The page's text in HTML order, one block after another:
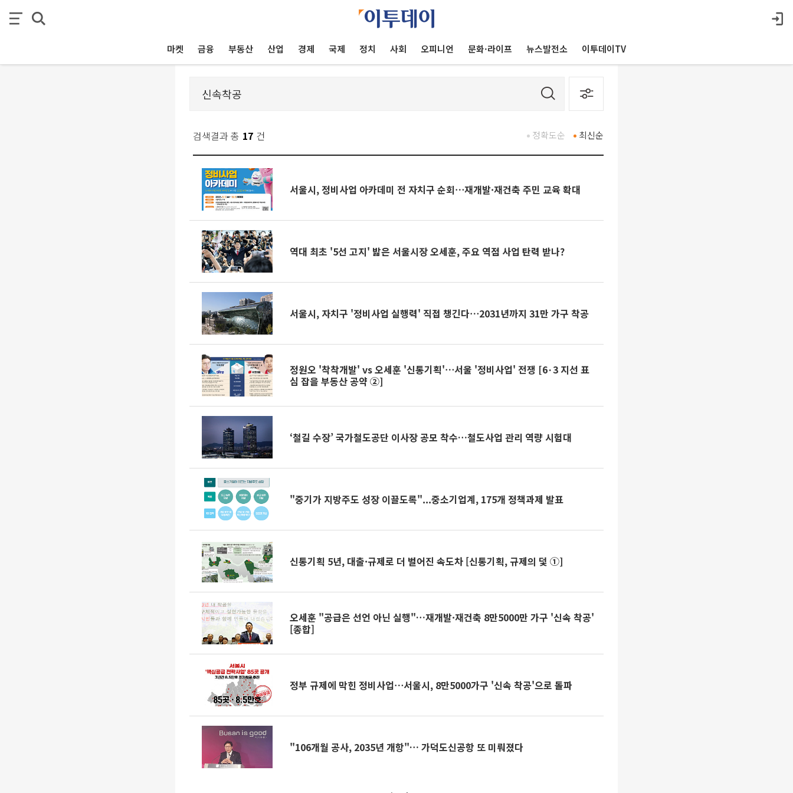
마켓 금융 부동산 산업 경제 국제 정치 사회 오피니언 문화·라이프 뉴스발전소 이투데이TV
검색결과 총 17 건 최신순
정확도순
서울시, 정비사업 아카데미 전 자치구 순회⋯재개발·재건축 주민 교육 확대
역대 최초 '5선 고지' 밟은 서울시장 오세훈, 주요 역점 사업 탄력 받나?
서울시, 자치구 '정비사업 실행력' 직접 챙긴다⋯2031년까지 31만 가구 착공
정원오 '착착개발' vs 오세훈 '신통기획'⋯서울 '정비사업' 전쟁 [6·3 지선 표
심 잡을 부동산 공약 ②]
‘철길 수장’ 국가철도공단 이사장 공모 착수…철도사업 관리 역량 시험대
"중기가 지방주도 성장 이끌도록"...중소기업계, 175개 정책과제 발표
신통기획 5년, 대출·규제로 더 벌어진 속도차 [신통기획, 규제의 덫 ①]
오세훈 "공급은 선언 아닌 실행"…재개발·재건축 8만5000만 가구 '신속 착공'
[종합]
정부 규제에 막힌 정비사업⋯서울시, 8만5000가구 '신속 착공'으로 돌파
"106개월 공사, 2035년 개항"… 가덕도신공항 또 미뤄졌다